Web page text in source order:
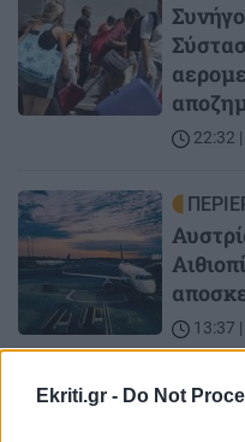
Ekriti.gr - Do Not
22:32
Image
13:37
Image